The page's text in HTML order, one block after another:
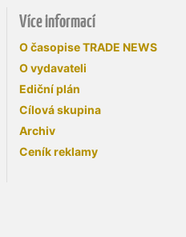
Více informací
O časopise TRADE NEWS
O vydavateli
Ediční plán
Cílová skupina
Archiv
Ceník reklamy